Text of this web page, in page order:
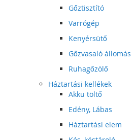
Gőztisztító
Varrógép
Kenyérsütő
Gőzvasaló állomás
Ruhagőzölő
Háztartási kellékek
Akku töltő
Edény, Lábas
Háztartási elem